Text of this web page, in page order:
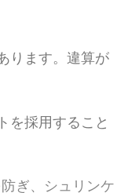
ります。違算が
を採用すること
ぎ、シュリンケ